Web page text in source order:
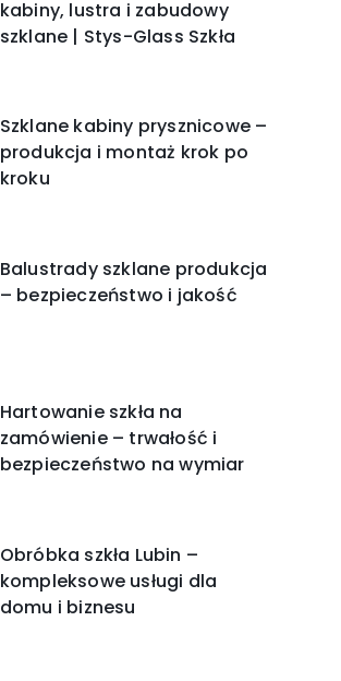
kabiny, lustra i zabudowy
szklane | Stys-Glass Szkła
Szklane kabiny prysznicowe –
produkcja i montaż krok po
kroku
Balustrady szklane produkcja
– bezpieczeństwo i jakość
Hartowanie szkła na
zamówienie – trwałość i
bezpieczeństwo na wymiar
Obróbka szkła Lubin –
kompleksowe usługi dla
domu i biznesu